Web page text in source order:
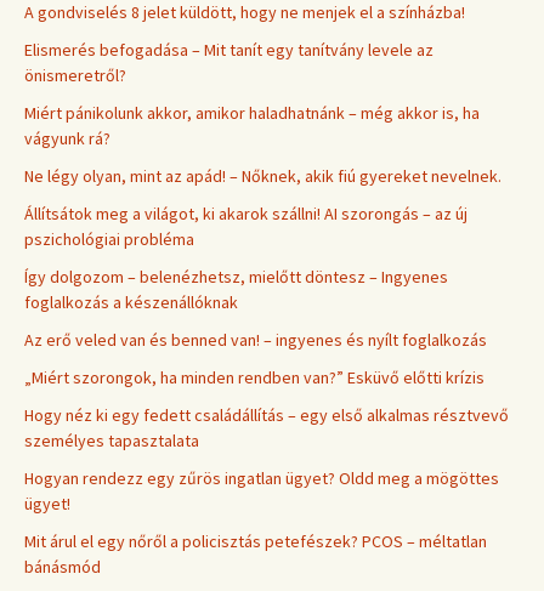
A gondviselés 8 jelet küldött, hogy ne menjek el a színházba!
Elismerés befogadása – Mit tanít egy tanítvány levele az
önismeretről?
Miért pánikolunk akkor, amikor haladhatnánk – még akkor is, ha
vágyunk rá?
Ne légy olyan, mint az apád! – Nőknek, akik fiú gyereket nevelnek.
Állítsátok meg a világot, ki akarok szállni! AI szorongás – az új
pszichológiai probléma
Így dolgozom – belenézhetsz, mielőtt döntesz – Ingyenes
foglalkozás a készenállóknak
Az erő veled van és benned van! – ingyenes és nyílt foglalkozás
„Miért szorongok, ha minden rendben van?” Esküvő előtti krízis
Hogy néz ki egy fedett családállítás – egy első alkalmas résztvevő
személyes tapasztalata
Hogyan rendezz egy zűrös ingatlan ügyet? Oldd meg a mögöttes
ügyet!
Mit árul el egy nőről a policisztás petefészek? PCOS – méltatlan
bánásmód